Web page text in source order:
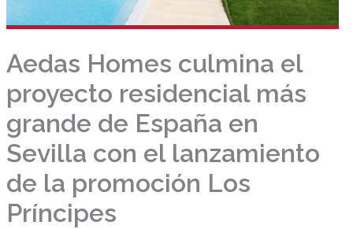
Aedas Homes culmina el
proyecto residencial más
grande de España en
Sevilla con el lanzamiento
de la promoción Los
Príncipes